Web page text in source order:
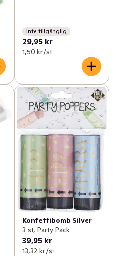
Inte tillgänglig
29,95 kr
1,50 kr /st
Konfettibomb Silver
3 st, Party Pack
39,95 kr
13,32 kr /st